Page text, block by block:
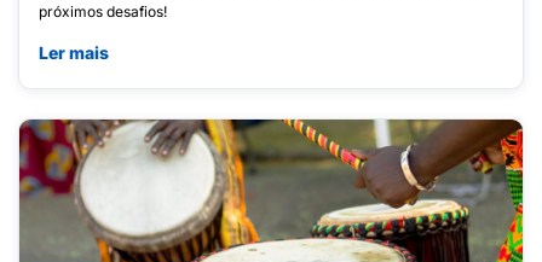
próximos desafios!
Ler mais